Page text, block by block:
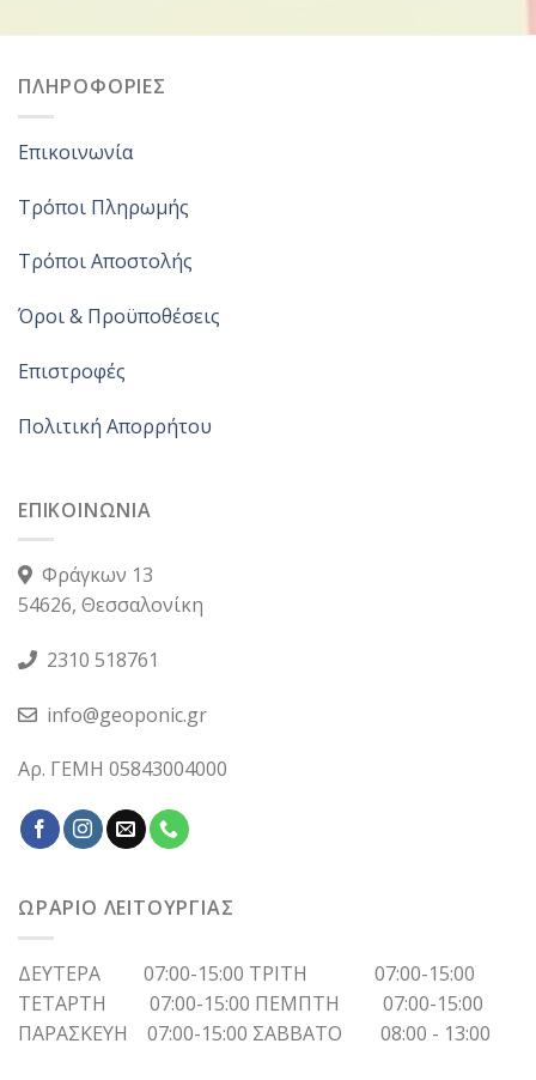
ΠΛΗΡΟΦΟΡΙΕΣ
Επικοινωνία
Τρόποι Πληρωμής
Τρόποι Αποστολής
Όροι & Προϋποθέσεις
Επιστροφές
Πολιτική Απορρήτου
ΕΠΙΚΟΙΝΩΝΙΑ
Φράγκων 13
54626, Θεσσαλονίκη
2310 518761
info@geoponic.gr
Αρ. ΓΕΜΗ 05843004000
ΩΡΑΡΙΟ ΛΕΙΤΟΥΡΓΙΑΣ
ΔΕΥΤΕΡΑ 07:00-15:00 ΤΡΙΤΗ 07:00-15:00
ΤΕΤΑΡΤΗ 07:00-15:00 ΠΕΜΠΤΗ 07:00-15:00
ΠΑΡΑΣΚΕΥΗ 07:00-15:00 ΣΑΒΒΑΤΟ 08:00 - 13:00